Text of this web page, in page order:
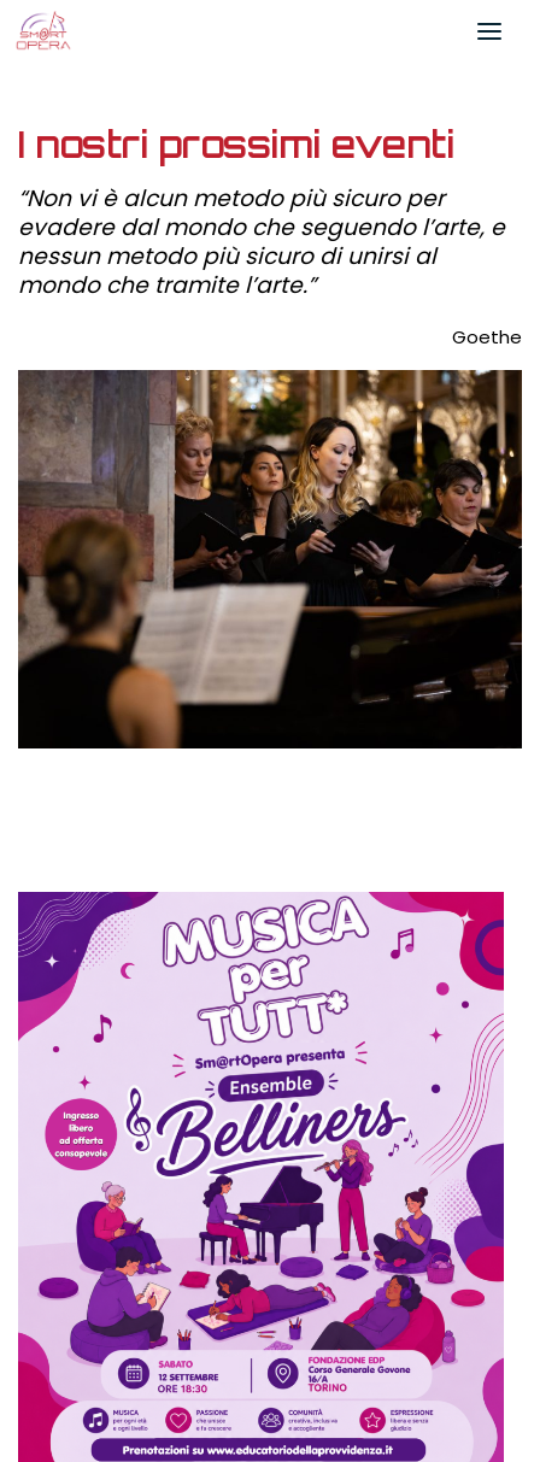
Salta al contenuto
I nostri prossimi eventi
“Non vi è alcun metodo più sicuro per
evadere dal mondo che seguendo l’arte, e
nessun metodo più sicuro di unirsi al
mondo che tramite l’arte.”
Goethe